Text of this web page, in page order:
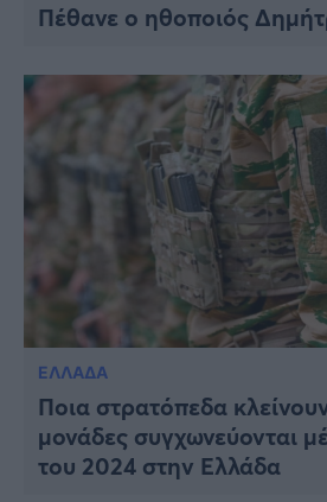
Πέθανε ο ηθοποιός
ΕΛΛΑΔΑ
Ποια στρατόπεδα
μονάδες συγχωνεύονται
του 2024 στην Ελλάδα